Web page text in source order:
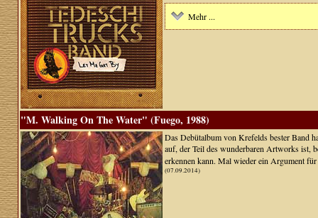
Mehr ...
"M. Walking On The Water" (Fuego, 1988)
Das Debütalbum von Krefelds bester Band
auf, der Teil des wunderbaren Artworks ist,
erkennen kann. Mal wieder ein Argument
(07.09.2014)